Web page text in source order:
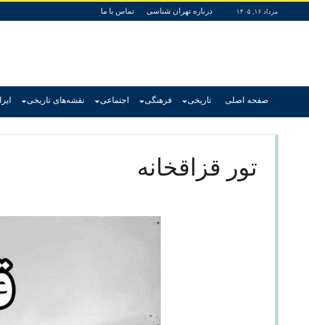
مرداد ۱۶, ۱۴۰۵ درباره تهران شناسی تماس با ما
صفحه اصلی تاریخی فرهنگی اجتماعی نقشه‌های تاریخی
تور قزاقخانه